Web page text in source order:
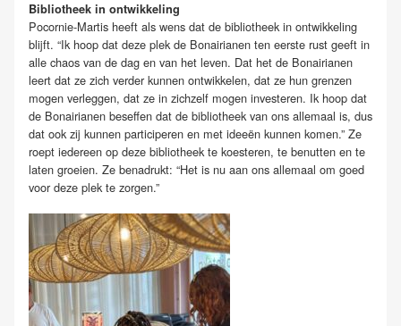
Bibliotheek in ontwikkeling
Pocornie-Martis heeft als wens dat de bibliotheek in ontwikkeling
blijft. “Ik hoop dat deze plek de Bonairianen ten eerste rust geeft in
alle chaos van de dag en van het leven. Dat het de Bonairianen
leert dat ze zich verder kunnen ontwikkelen, dat ze hun grenzen
mogen verleggen, dat ze in zichzelf mogen investeren. Ik hoop dat
de Bonairianen beseffen dat de bibliotheek van ons allemaal is, dus
dat ook zij kunnen participeren en met ideeën kunnen komen.” Ze
roept iedereen op deze bibliotheek te koesteren, te benutten en te
laten groeien. Ze benadrukt: “Het is nu aan ons allemaal om goed
voor deze plek te zorgen.”